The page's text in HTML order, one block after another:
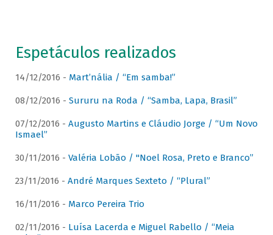
Espetáculos realizados
14/12/2016 - Mart’nália / “Em samba!”
08/12/2016 - Sururu na Roda / “Samba, Lapa, Brasil”
07/12/2016 - Augusto Martins e Cláudio Jorge / “Um Novo
Ismael”
30/11/2016 - Valéria Lobão / "Noel Rosa, Preto e Branco”
23/11/2016 - André Marques Sexteto / “Plural”
16/11/2016 - Marco Pereira Trio
02/11/2016 - Luísa Lacerda e Miguel Rabello / “Meia